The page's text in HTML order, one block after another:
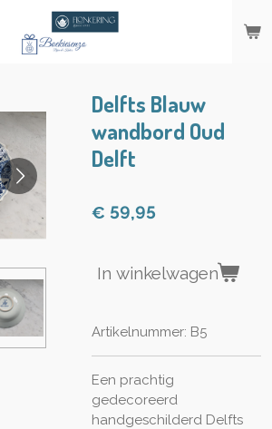
Delfts Blauw
wandbord Oud
Delft
€ 59,95
In winkelwagen
Artikelnummer: B5
Een prachtig
gedecoreerd
handgeschilderd Delfts